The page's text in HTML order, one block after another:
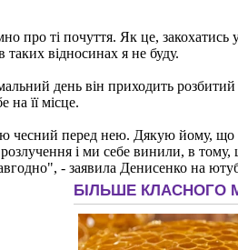
про ті почуття. Як це,
таких відносинах я не буду.
день він приходить
на її місце.
чесний перед нею. Дякую йому, що
і ми себе винили, в
- заявила Денисенко на